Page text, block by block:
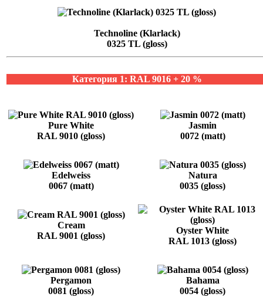
Technoline (Klarlack)
0325 TL (gloss)
Категория 1: RAL 9016 + 20 %
Pure White
RAL 9010 (gloss)
Jasmin
0072 (matt)
Edelweiss
0067 (matt)
Natura
0035 (gloss)
Cream
RAL 9001 (gloss)
Oyster White
RAL 1013 (gloss)
Pergamon
0081 (gloss)
Bahama
0054 (gloss)